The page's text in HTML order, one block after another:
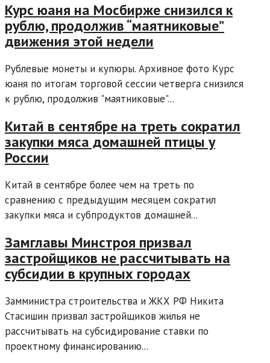
Курс юаня на Мосбирже снизился к
рублю, продолжив “маятниковые”
движения этой недели
Рублевые монеты и купюры. Архивное фото Курс
юаня по итогам торговой сессии четверга снизился
к рублю, продолжив "маятниковые"...
Китай в сентябре на треть сократил
закупки мяса домашней птицы у
России
Китай в сентябре более чем на треть по
сравнению с предыдущим месяцем сократил
закупки мяса и субпродуктов домашней...
Замглавы Минстроя призвал
застройщиков не рассчитывать на
субсидии в крупных городах
Замминистра строительства и ЖКХ РФ Никита
Стасишин призвал застройщиков жилья не
рассчитывать на субсидирование ставки по
проектному финансированию...